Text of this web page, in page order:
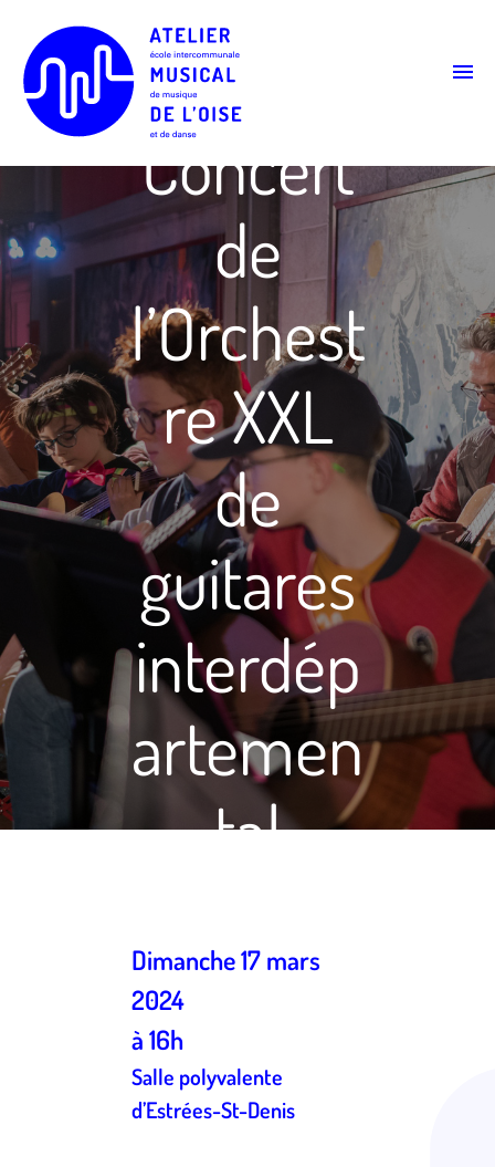
Concert
de
l’Orchest
re XXL
de
guitares
interdép
artemen
tal
Dimanche 17 mars
2024
à 16h
Salle polyvalente
d’Estrées-St-Denis